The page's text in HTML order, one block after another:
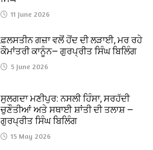
11 June 2026
ਫ਼ਲਸਤੀਨ ਗਜ਼ਾ ਵਲੋਂ ਹੋਂਦ ਦੀ ਲੜਾਈ, ਮਰ ਰਹੇ
ਕੌਮਾਂਤਰੀ ਕਾਨੂੰਨ— ਗੁਰਪ੍ਰੀਤ ਸਿੰਘ ਬਿਲਿੰਗ
5 June 2026
ਸੁਲਗਦਾ ਮਣੀਪੁਰ: ਨਸਲੀ ਹਿੰਸਾ, ਸਰਹੱਦੀ
ਚੁਣੌਤੀਆਂ ਅਤੇ ਸਥਾਈ ਸ਼ਾਂਤੀ ਦੀ ਤਲਾਸ਼ —
ਗੁਰਪ੍ਰੀਤ ਸਿੰਘ ਬਿਲਿੰਗ
15 May 2026